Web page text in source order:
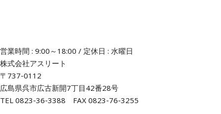
営業時間 : 9:00～18:00 / 定休日 : 水曜日
株式会社アスリート
〒737-0112
広島県呉市広古新開7丁目42番28号
TEL 0823-36-3388 FAX 0823-76-3255